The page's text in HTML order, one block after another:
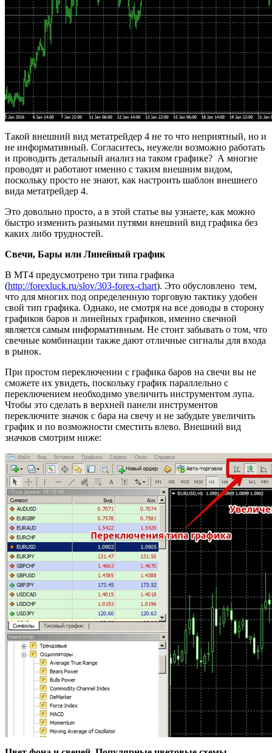
Такой внешний вид метатрейдер 4 не то что неприятный, но и
не информативный. Согласитесь, неужели возможно работать
и проводить детальный анализ на таком графике? А многие
проводят и работают именно с таким внешним видом,
поскольку просто не знают, как настроить шаблон внешнего
вида метатрейдер 4.
Это довольно просто, а в этой статье вы узнаете, как можно
быстро изменить разными путями внешний вид графика без
каких либо трудностей.
Свечи, Бары или Линейный график
В МТ4 предусмотрено три типа графика
(http://forexluck.ru/slov/303-forex-chart). Это обусловлено тем,
что для многих под определенную торговую тактику удобен
свой тип графика. Однако, не смотря на все доводы в сторону
графиков баров и линейных графиков, именно свечной
является самым информативным. Не стоит забывать о том, что
свечные комбинации также дают отличные сигналы для входа
в рынок.
При простом переключении с графика баров на свечи вы не
сможете их увидеть, поскольку график параллельно с
переключением необходимо увеличить инструментом лупа.
Чтобы это сделать в верхней панели инструментов
переключите значок с бара на свечу и не забудьте увеличить
график и по возможности сместить влево. Внешний вид
значков смотрим ниже: